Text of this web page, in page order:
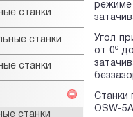
станки
станки
станки
станки
Угол
от 0одо
Станки
OSW-